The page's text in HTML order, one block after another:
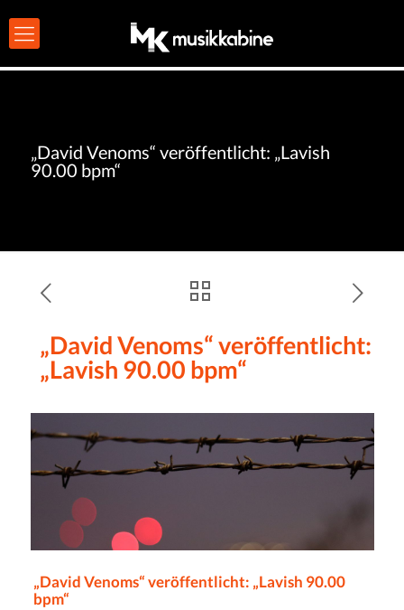
„David Venoms“ veröffentlicht: „Lavish
90.00 bpm“
„David Venoms“ veröffentlicht:
„Lavish 90.00 bpm“
„David Venoms“ veröffentlicht: „Lavish 90.00
bpm“